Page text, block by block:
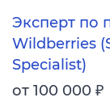
Эксперт по
Wildberries
Specialist)
от 100 000 ₽